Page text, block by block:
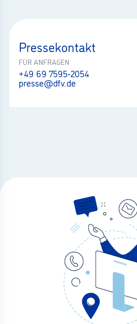
Pressekontakt
FÜR ANFRAGEN
+49 69 7595-2054
presse@dfv.de